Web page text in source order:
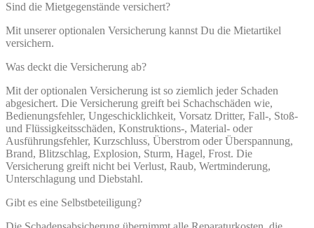
Sind die Mietgegenstände versichert?
Mit unserer optionalen Versicherung kannst Du die Mietartikel
versichern.
Was deckt die Versicherung ab?
Mit der optionalen Versicherung ist so ziemlich jeder Schaden
abgesichert. Die Versicherung greift bei Schachschäden wie,
Bedienungsfehler, Ungeschicklichkeit, Vorsatz Dritter, Fall-, Stoß-
und Flüssigkeitsschäden, Konstruktions-, Material- oder
Ausführungsfehler, Kurzschluss, Überstrom oder Überspannung,
Brand, Blitzschlag, Explosion, Sturm, Hagel, Frost. Die
Versicherung greift nicht bei Verlust, Raub, Wertminderung,
Unterschlagung und Diebstahl.
Gibt es eine Selbstbeteiligung?